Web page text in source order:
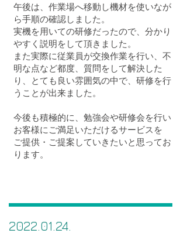
午後は、作業場へ移動し機材を使いなが
ら手順の確認しました。​
実機を用いての研修だったので、分かり
やすく説明をして頂きました。
また実際に従業員が交換作業を行い、不
明な点など都度、質問をして解決した
り、とても良い雰囲気の中で、研修を行
うことが出来ました。
今後も積極的に、勉強会や研修会を行い
お客様にご満足いただけるサービスを​
​ご提供・ご提案していきたいと思ってお
ります。
2022.01.24.